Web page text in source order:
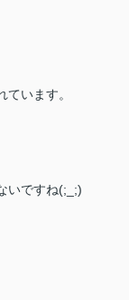
います。
いですね(;_;)